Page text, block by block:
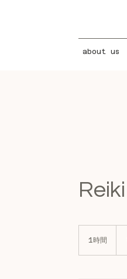
about us
Reiki
1時間